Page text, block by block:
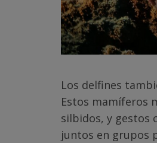
Los delfines
Estos mamíferos
silbidos, y gestos
juntos en grupos